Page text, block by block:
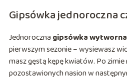
Gipsówka jednoroczna
Jednoroczna gipsówka wytworna
pierwszym sezonie – wysiewasz
masz gęstą kępę kwiatów. Po
pozostawionych nasion w